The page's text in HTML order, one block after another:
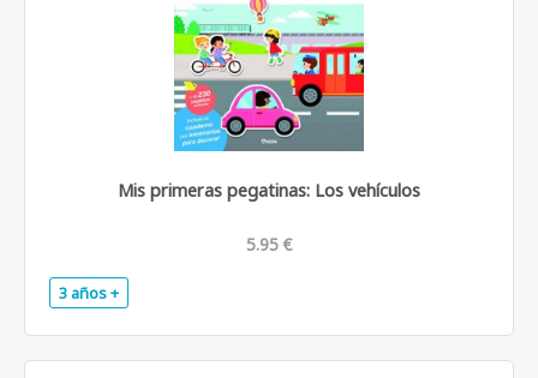
Mis primeras pegatinas: Los vehículos
5.95 €
3 años +